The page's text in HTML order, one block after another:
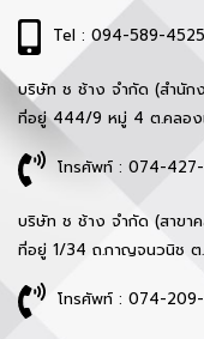
Tel : 094-589-4525
บริษัท ช ช้าง จำกัด (สำนัก
ที่อยู่ 444/9 หมู่ 4 ต.คลอง
โทรศัพท์ : 074-
บริษัท ช ช้าง จำกัด (สาขา
ที่อยู่ 1/34 ถ.กาญจนวนิช ต
โทรศัพท์ : 074-209-